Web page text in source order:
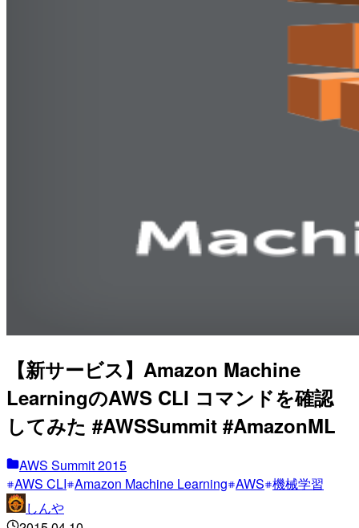
【新サービス】Amazon Machine
LearningのAWS CLI コマンドを確認
してみた #AWSSummit #AmazonML
AWS Summit 2015
AWS CLI Amazon Machine Learning AWS 機械学習
しんや